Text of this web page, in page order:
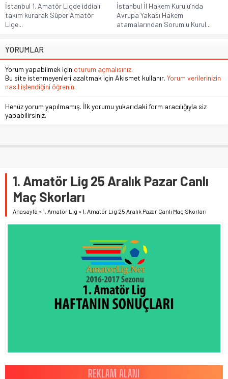
İstanbul 1. Amatör Ligde iddialı
takım kurarak Süper Amatör
Lige...
İstanbul İl Hakem Kurulu’nda
Avrupa Yakası Hakem
atamalarından Sorumlu Kurul...
YORUMLAR
Yorum yapabilmek için oturum açmalısınız.
Bu site istenmeyenleri azaltmak için Akismet kullanır. Yorum verilerinizin
nasıl işlendiğini öğrenin.
Henüz yorum yapılmamış. İlk yorumu yukarıdaki form aracılığıyla siz
yapabilirsiniz.
1. Amatör Lig 25 Aralık Pazar Canlı
Maç Skorları
Anasayfa »1. Amatör Lig »1. Amatör Lig 25 Aralık Pazar Canlı Maç Skorları